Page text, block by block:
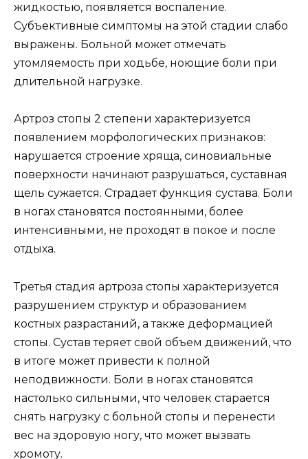
жидкостью, появляется воспаление.
Субъективные симптомы на этой стадии слабо
выражены. Больной может отмечать
утомляемость при ходьбе, ноющие боли при
длительной нагрузке.
Артроз стопы 2 степени характеризуется
появлением морфологических признаков:
нарушается строение хряща, синовиальные
поверхности начинают разрушаться, суставная
щель сужается. Страдает функция сустава. Боли
в ногах становятся постоянными, более
интенсивными, не проходят в покое и после
отдыха.
Третья стадия артроза стопы характеризуется
разрушением структур и образованием
костных разрастаний, а также деформацией
стопы. Сустав теряет свой объем движений, что
в итоге может привести к полной
неподвижности. Боли в ногах становятся
настолько сильными, что человек старается
снять нагрузку с больной стопы и перенести
вес на здоровую ногу, что может вызвать
хромоту.